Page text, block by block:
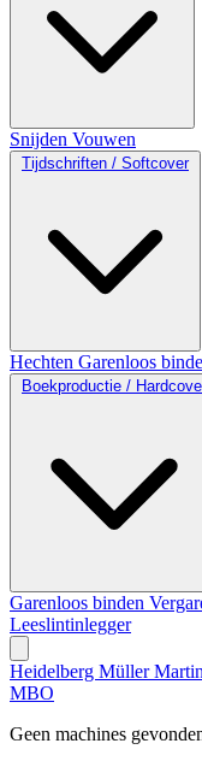
Snijden Vouwen
Tijdschriften / Softcover
Hechten Garenloos
Boekproductie /
Garenloos binden
Leeslintinlegger
Heidelberg Müller
MBO
Geen machines